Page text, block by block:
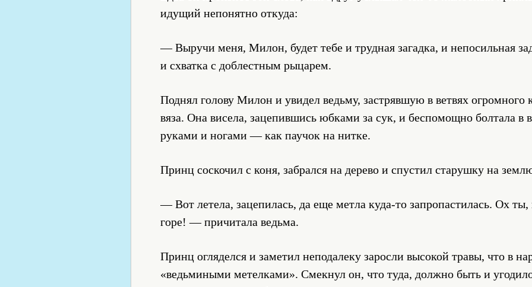
идущий непонятно откуда:
— Выручи меня, Милон, будет тебе и трудная загадка, и непосильная
и схватка с доблестным рыцарем.
Поднял голову Милон и увидел ведьму, застрявшую в ветвях огромного
вяза. Она висела, зацепившись юбками за сук, и беспомощно болтала в
руками и ногами — как паучок на нитке.
Принц соскочил с коня, забрался на дерево и спустил старушку на
— Вот летела, зацепилась, да еще метла куда-то запропастилась. Ох
горе! — причитала ведьма.
Принц огляделся и заметил неподалеку заросли высокой травы, что в
«ведьмиными метелками». Смекнул он, что туда, должно быть и